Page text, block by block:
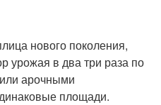
нового поколения,
урожая в два три раза по
арочными
площади.